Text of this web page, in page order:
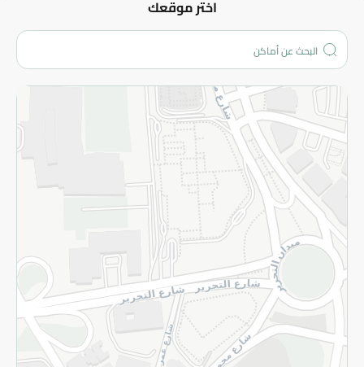
اختر موقعك
من نحن؟
الفروع
المزيد
الاسترجاع
سياسة الاستخدام
سياسة الخصوصية
قم بالتسجيل للنشرة
©2026 - Spinneys | جميع الحقوق محفوظة